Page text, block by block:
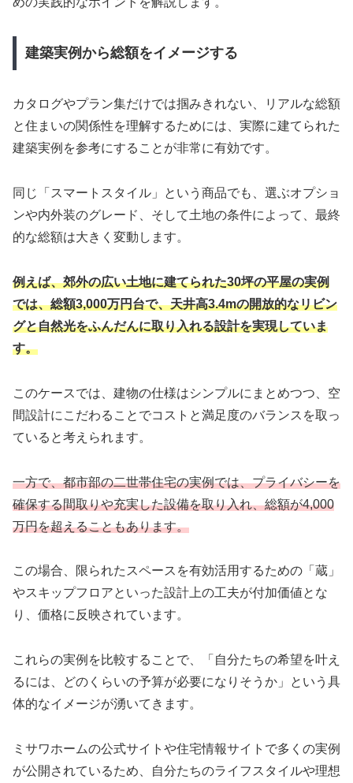
建築実例から総額をイメージする
カタログやプラン集だけでは掴みきれない、リアルな総額
と住まいの関係性を理解するためには、実際に建てられた
建築実例を参考にすることが非常に有効です。
同じ「スマートスタイル」という商品でも、選ぶオプショ
ンや内外装のグレード、そして土地の条件によって、最終
的な総額は大きく変動します。
例えば、郊外の広い土地に建てられた30坪の平屋の実例
では、総額3,000万円台で、天井高3.4mの開放的なリビン
グと自然光をふんだんに取り入れる設計を実現していま
す。
このケースでは、建物の仕様はシンプルにまとめつつ、空
間設計にこだわることでコストと満足度のバランスを取っ
ていると考えられます。
一方で、都市部の二世帯住宅の実例では、プライバシーを
確保する間取りや充実した設備を取り入れ、総額が4,000
万円を超えることもあります。
この場合、限られたスペースを有効活用するための「蔵」
やスキップフロアといった設計上の工夫が付加価値とな
り、価格に反映されています。
これらの実例を比較することで、「自分たちの希望を叶え
るには、どのくらいの予算が必要になりそうか」という具
体的なイメージが湧いてきます。
ミサワホームの公式サイトや住宅情報サイトで多くの実例
が公開されているため、自分たちのライフスタイルや理想